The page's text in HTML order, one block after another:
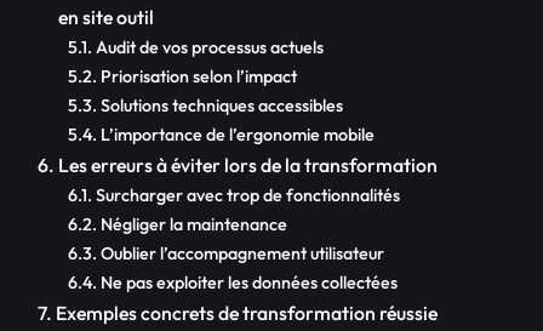
en site outil
Audit de vos processus actuels
Priorisation selon l’impact
Solutions techniques accessibles
L’importance de l’ergonomie mobile
Les erreurs à éviter lors de la transformation
Surcharger avec trop de fonctionnalités
Négliger la maintenance
Oublier l’accompagnement utilisateur
Ne pas exploiter les données collectées
Exemples concrets de transformation réussie